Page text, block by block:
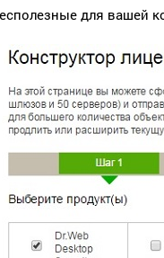
для вашей